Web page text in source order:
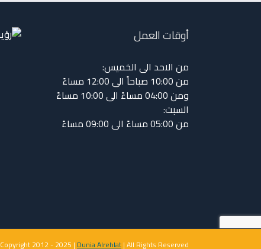
أوقات العمل
من الاحد الى الخميس:
من 10:00 صباحاً الى 12:00 مساءً
ومن 04:00 مساءً الى 10:00 مساءً
السبت:
من 05:00 مساءً الى 09:00 مساءً
Copyright 2012 - 2025 |Dunia Alrehlat| All Rights Reserved